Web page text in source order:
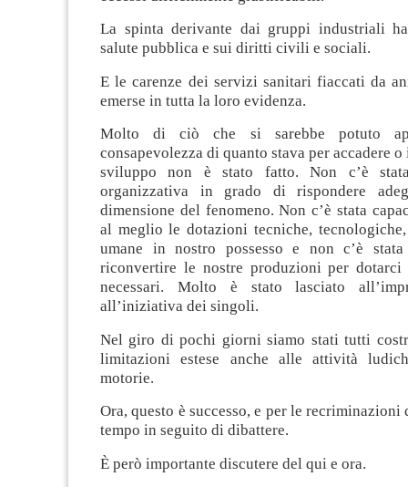
La spinta derivante dai gruppi industriali
salute pubblica e sui diritti civili e sociali.
E le carenze dei servizi sanitari fiaccati da
emerse in tutta la loro evidenza.
Molto di ciò che si sarebbe potuto
consapevolezza di quanto stava per accadere
sviluppo non è stato fatto. Non c’è
organizzativa in grado di rispondere
dimensione del fenomeno. Non c’è stata
al meglio le dotazioni tecniche,
umane in nostro possesso e non c’è
riconvertire le nostre produzioni per dotarci
necessari. Molto è stato lasciato
all’iniziativa dei singoli.
Nel giro di pochi giorni siamo stati tutti
limitazioni estese anche alle attività
motorie.
Ora, questo è successo, e per le recriminazioni
tempo in seguito di dibattere.
È però importante discutere del qui e ora.